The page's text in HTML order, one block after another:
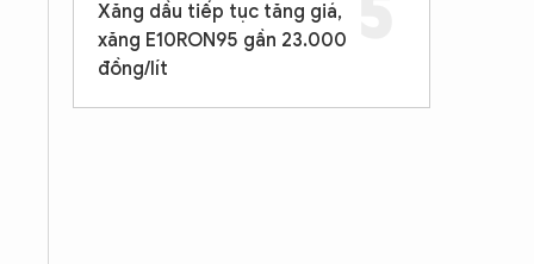
Xăng dầu tiếp tục tăng giá,
xăng E10RON95 gần 23.000
đồng/lít